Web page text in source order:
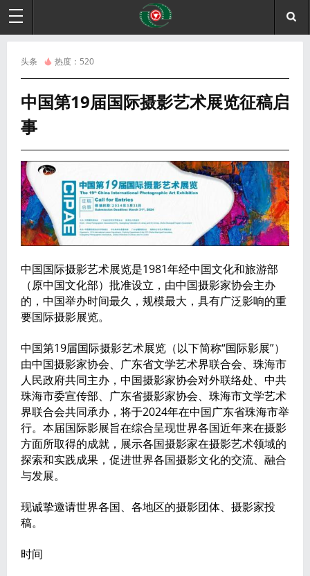
头条 热度： 520
中国第19届国际摄影艺术展览征稿启
事
中国国际摄影艺术展览是1981年经中国文化和旅游部
（原中国文化部）批准设立，由中国摄影家协会主办
的，中国举办时间最久，规模最大，具有广泛影响的重
要国际摄影展览。
中国第19届国际摄影艺术展览（以下简称“国际影展”）
由中国摄影家协会、广东省文学艺术界联合会、珠海市
人民政府共同主办，中国摄影家协会对外联络处、中共
珠海市委宣传部、广东省摄影家协会、珠海市文学艺术
界联合会共同承办，将于2024年在中国广东省珠海市举
行。本届国际影展旨在综合呈现世界各国近年来在摄影
方面所取得的成就，展示各国摄影家在摄影艺术领域的
探索和实践成果，促进世界各国摄影文化的交流、融合
与发展。
现诚挚邀请世界各国、各地区的摄影团体、摄影家投
稿。
时间